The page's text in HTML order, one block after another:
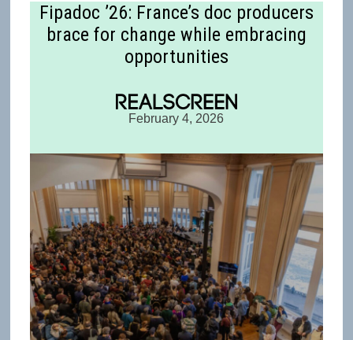
Fipadoc ’26: France’s doc producers
brace for change while embracing
opportunities
February 4, 2026